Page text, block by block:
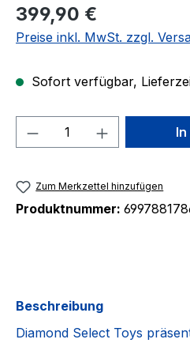
Regulärer Preis:
399,90 €
Preise inkl. MwSt. zzgl.
Sofort verfügbar,
Produkt Anzahl:
Zum Merkzettel hinzufügen
Produktnummer:
Beschreibung
Diamond Select Toys